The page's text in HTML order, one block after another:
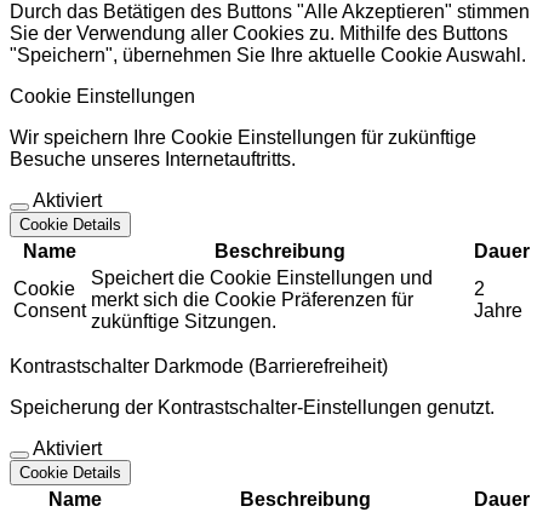
Durch das Betätigen des Buttons "Alle Akzeptieren" stimmen
Sie der Verwendung aller Cookies zu. Mithilfe des Buttons
"Speichern", übernehmen Sie Ihre aktuelle Cookie Auswahl.
Cookie Einstellungen
Wir speichern Ihre Cookie Einstellungen für zukünftige
Besuche unseres Internetauftritts.
Aktiviert
Cookie Details
Name Beschreibung
Dauer
Cookie
Consent
Speichert die Cookie Einstellungen und
merkt sich die Cookie Präferenzen für
zukünftige Sitzungen.
2
Jahre
Kontrastschalter Darkmode (Barrierefreiheit)
Speicherung der Kontrastschalter-Einstellungen genutzt.
Aktiviert
Cookie Details
Name Beschreibung
Dauer